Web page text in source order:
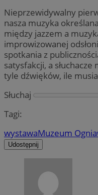
Nieprzewidywalny
nasza muzyka
między jazzem a
improwizowanej
spotkania z
satysfakcji, a
tyle dźwięków, ile
Słuchaj
Tagi:
wystawaMuzeum Ognia
Udostępnij